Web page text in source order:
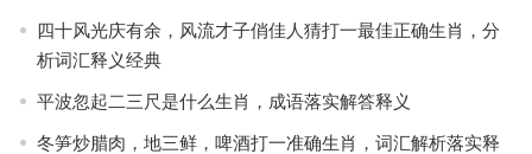
四十风光庆有余，风流才子俏佳人猜打一最佳正确生肖，分
析词汇释义经典
平波忽起二三尺是什么生肖，成语落实解答释义
冬笋炒腊肉，地三鲜，啤酒打一准确生肖，词汇解析落实释